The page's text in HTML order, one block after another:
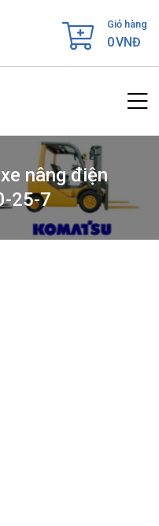
Giỏ hàng
0VNĐ
nâng điện
25-7